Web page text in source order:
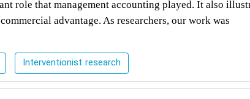
role that management accounting played. It also
advantage. As researchers, our work was
Interventionist research